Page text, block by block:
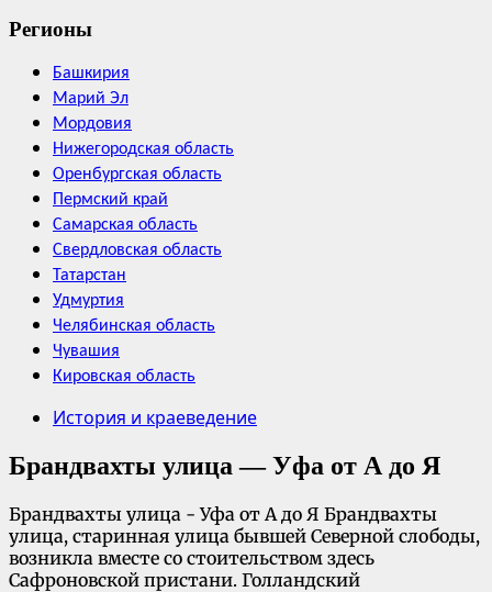
Регионы
Башкирия
Марий Эл
Мордовия
Нижегородская область
Оренбургская область
Пермский край
Самарская область
Свердловская область
Татарстан
Удмуртия
Челябинская область
Чувашия
Кировская область
История и краеведение
Брандвахты улица — Уфа от А до Я
Брандвахты улица - Уфа от А до Я Брандвахты
улица, старинная улица бывшей Северной слободы,
возникла вместе со стоительством здесь
Сафроновской пристани. Голландский